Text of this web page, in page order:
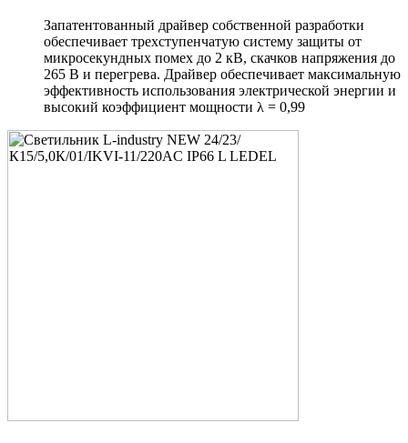
Запатентованный драйвер собственной разработки
обеспечивает трехступенчатую систему защиты от
микросекундных помех до 2 кВ, скачков напряжения до
265 В и перегрева. Драйвер обеспечивает максимальную
эффективность использования электрической энергии и
высокий коэффициент мощности λ = 0,99